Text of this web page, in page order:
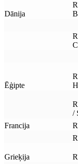
Dānija
Ēģipte
/
Francija
Grieķija